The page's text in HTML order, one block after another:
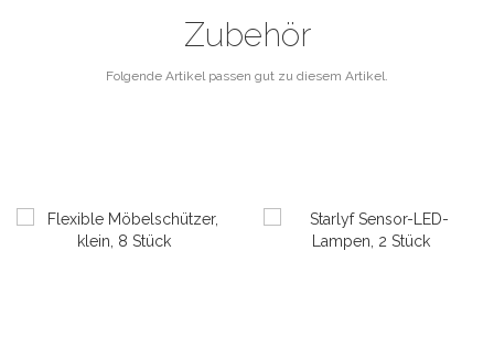
Zubehör
Folgende Artikel passen gut zu diesem Artikel.